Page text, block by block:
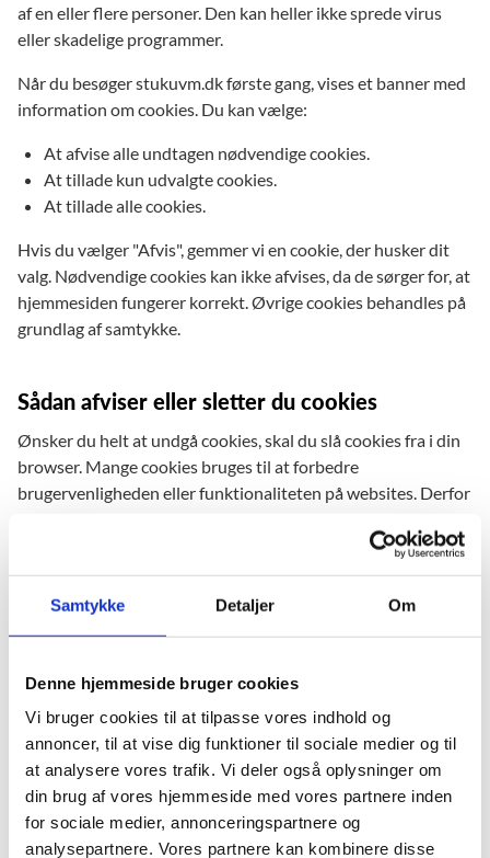
Samtykke Detaljer Om
Denne hjemmeside bruger cookies
Vi bruger cookies til at tilpasse vores indhold og
annoncer, til at vise dig funktioner til sociale medier og til
at analysere vores trafik. Vi deler også oplysninger om
din brug af vores hjemmeside med vores partnere inden
for sociale medier, annonceringspartnere og
analysepartnere. Vores partnere kan kombinere disse
af en eller flere personer. Den kan heller ikke sprede virus
eller skadelige programmer.
Når du besøger stukuvm.dk første gang, vises et banner med
information om cookies. Du kan vælge:
At afvise alle undtagen nødvendige cookies.
At tillade kun udvalgte cookies.
At tillade alle cookies.
Hvis du vælger "Afvis", gemmer vi en cookie, der husker dit
valg. Nødvendige cookies kan ikke afvises, da de sørger for, at
hjemmesiden fungerer korrekt. Øvrige cookies behandles på
grundlag af samtykke.
Sådan afviser eller sletter du cookies
Ønsker du helt at undgå cookies, skal du slå cookies fra i din
browser. Mange cookies bruges til at forbedre
brugervenligheden eller funktionaliteten på websites. Derfor
Cookies ved brugerundersøgelser
cookies dels til at styre hvor mange gange, du som bruger ser
invitationen til undersøgelsen. Dels registrerer cookies, om
du har svaret på undersøgelsen, og sikrer dermed, at du ikke
ser invitationen til undersøgelsen igen, efter du har svaret.
Dine rettigheder